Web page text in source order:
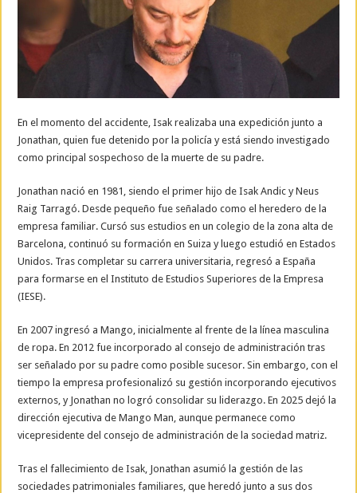
En el momento del accidente, Isak realizaba una expedición junto a
Jonathan, quien fue detenido por la policía y está siendo investigado
como principal sospechoso de la muerte de su padre.
Jonathan nació en 1981, siendo el primer hijo de Isak Andic y Neus
Raig Tarragó. Desde pequeño fue señalado como el heredero de la
empresa familiar. Cursó sus estudios en un colegio de la zona alta de
Barcelona, continuó su formación en Suiza y luego estudió en Estados
Unidos. Tras completar su carrera universitaria, regresó a España
para formarse en el Instituto de Estudios Superiores de la Empresa
(IESE).
En 2007 ingresó a Mango, inicialmente al frente de la línea masculina
de ropa. En 2012 fue incorporado al consejo de administración tras
ser señalado por su padre como posible sucesor. Sin embargo, con el
tiempo la empresa profesionalizó su gestión incorporando ejecutivos
externos, y Jonathan no logró consolidar su liderazgo. En 2025 dejó la
dirección ejecutiva de Mango Man, aunque permanece como
vicepresidente del consejo de administración de la sociedad matriz.
Tras el fallecimiento de Isak, Jonathan asumió la gestión de las
sociedades patrimoniales familiares, que heredó junto a sus dos